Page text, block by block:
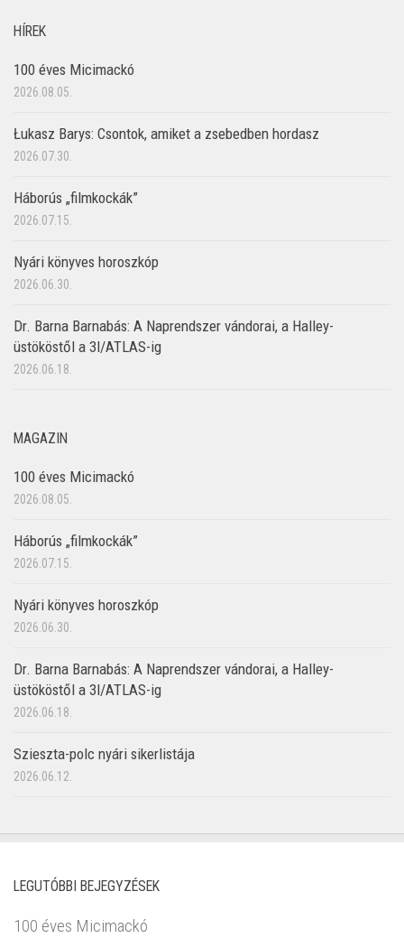
HÍREK
100 éves Micimackó
2026.08.05.
Łukasz Barys: Csontok, amiket a zsebedben hordasz
2026.07.30.
Háborús „filmkockák”
2026.07.15.
Nyári könyves horoszkóp
2026.06.30.
Dr. Barna Barnabás: A Naprendszer vándorai, a Halley-
üstököstől a 3I/ATLAS-ig
2026.06.18.
MAGAZIN
100 éves Micimackó
2026.08.05.
Háborús „filmkockák”
2026.07.15.
Nyári könyves horoszkóp
2026.06.30.
Dr. Barna Barnabás: A Naprendszer vándorai, a Halley-
üstököstől a 3I/ATLAS-ig
2026.06.18.
Szieszta-polc nyári sikerlistája
2026.06.12.
LEGUTÓBBI BEJEGYZÉSEK
100 éves Micimackó